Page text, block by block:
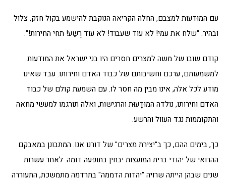
עם המוּדעות למצבם, החלה הקריאה הנוקבת להישמע בקול חזק, צלול
ובהיר. "שלח את עמי! לא עוד שעבוד! לא עוד רֶשַע! תחי החירות!".
קודם שובו של משה למצרים חסרים היו בני ישראל את המודעות
למשמעותם, ערכם וחשיבותם של כבוד האדם וחירותו. עבד שאינו
מודע לכל אלה, אינו מבין מה חסר לו. עם השמעת קולם של כבוד
האדם וחירותו, נולדה המוּדָעוּת והרגישות, ואלה תורגמו למעשי מחאה
והתקוממות נגד העוול והרשע.
כך, בימים ההם, כך ב"יצירת מצרים" של דורנו אנו. המתבונן במאבקם
ההרואי של יהודי ברית המועצות יבחין בתופעה דומה. לאחר עשרות
שנים שבהן הייתה שרויה "יהדות הדממה" בתרדמה מתמשכת, התעוררה